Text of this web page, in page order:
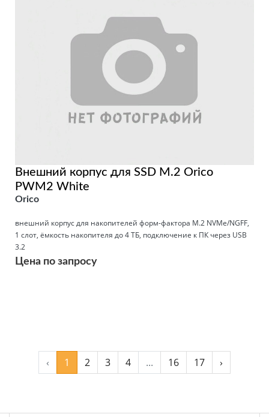
Внешний корпус для SSD M.2 Orico
PWM2 White
Orico
внешний корпус для накопителей форм-фактора M.2 NVMe/NGFF,
1 слот, ёмкость накопителя до 4 ТБ, подключение к ПК через USB
3.2
Цена по запросу
‹ 1 2 3 4 ... 16 17 ›